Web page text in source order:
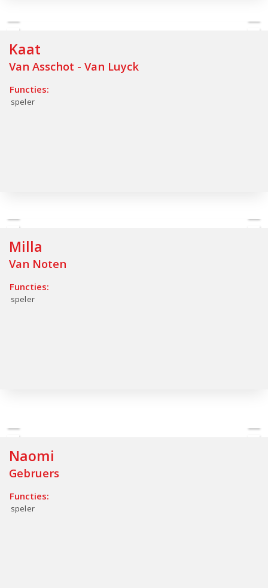
Kaat
Van Asschot - Van Luyck
Functies:
speler
Milla
Van Noten
Functies:
speler
Naomi
Gebruers
Functies:
speler